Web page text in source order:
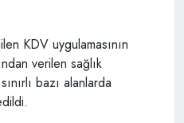
KDV uygulamasının
verilen sağlık
bazı alanlarda